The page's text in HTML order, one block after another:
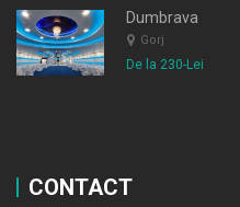
Dumbrava
Gorj
De la 230-Lei
CONTACT